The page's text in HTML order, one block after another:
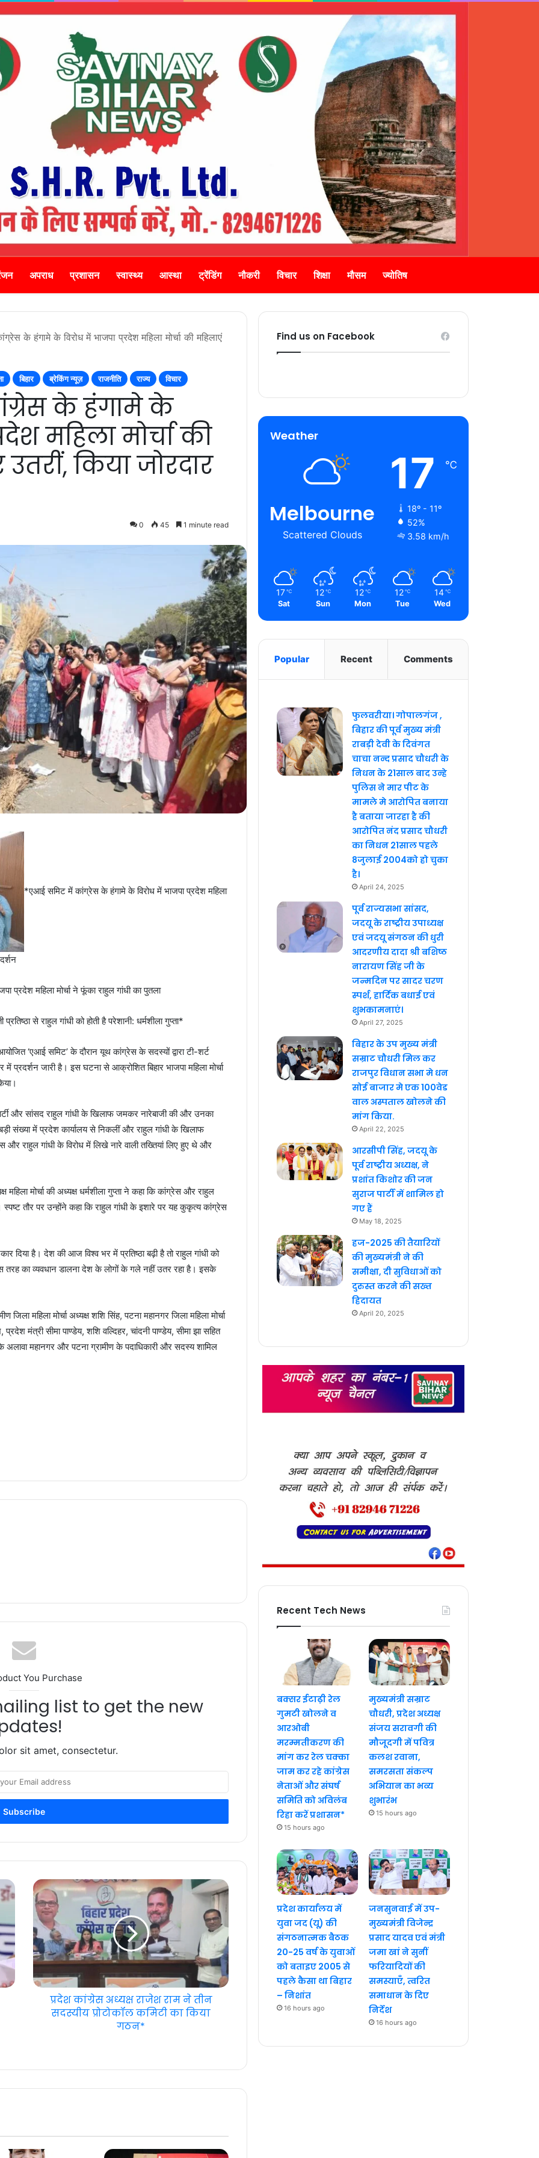
अपराध प्रशासन स्वास्थ्य आस्था ट्रेंडिंग नौकरी विचार शिक्षा मौसम ज्योतिष
के हंगामे के विरोध में भाजपा प्रदेश महिला मोर्चा की महिलाएं
बिहार ब्रेकिंग न्यूज़ राजनीति राज्य विचार
के हंगामे के
महिला मोर्चा की
किया जोरदार
0 45 1 minute read
*एआई समिट में कांग्रेस के हंगामे के विरोध में भाजपा प्रदेश महिला
महिला मोर्चा ने फूंका राहुल गांधी का पुतला
से राहुल गांधी को होती है परेशानी: धर्मशीला गुप्ता*
‘एआई समिट’ के दौरान यूथ कांग्रेस के सदस्यों द्वारा टी-शर्ट
जारी है। इस घटना से आक्रोशित बिहार भाजपा महिला मोर्चा
और सांसद राहुल गांधी के खिलाफ जमकर नारेबाजी की और उनका
बड़ी संख्या में प्रदेश कार्यालय से निकलीं और राहुल गांधी के खिलाफ
और राहुल गांधी के विरोध में लिखे नारे वाली तख्तियां लिए हुए थे और
मोर्चा की अध्यक्ष धर्मशीला गुप्ता ने कहा कि कांग्रेस और राहुल
तौर पर उन्होंने कहा कि राहुल गांधी के इशारे पर यह कुकृत्य कांग्रेस
दिया है। देश की आज विश्व भर में प्रतिष्ठा बढ़ी है तो राहुल गांधी को
तरह का व्यवधान डालना देश के लोगों के गले नहीं उतर रहा है। इसके
महिला मोर्चा अध्यक्ष शशि सिंह, पटना महानगर जिला महिला मोर्चा
प्रदेश मंत्री सीमा पाण्डेय, शशि वल्दिहर, चांदनी पाण्डेय, सीमा झा सहित
के अलावा महानगर और पटना ग्रामीण के पदाधिकारी और सदस्य शामिल
You Purchase
list to get the new
sit amet, consectetur.
प्रदेश कांग्रेस अध्यक्ष राजेश राम ने तीन
सदस्यीय प्रोटोकॉल कमिटी का किया
गठन*
Find us on Facebook
Weather
Melbourne
Scattered Clouds
17 ℃
18º - 11º
52%
3.58 km/h
17 ℃
Sat
12 ℃
Sun
12 ℃
Mon
12 ℃
Tue
14 ℃
Wed
Popular Recent Comments
फुलवरीया। गोपालगंज ,
बिहार की पूर्व मुख्य मंत्री
राबड़ी देवी के दिवंगत
चाचा नन्द प्रसाद चौधरी के
निधन के 21साल बाद उन्हे
पुलिस ने मार पीट के
मामले मे आरोपित बनाया
है बताया जारहा है की
आरोपित नंद प्रसाद चौधरी
का निधन 21साल पहले
8जुलाई 2004को हो चुका
है।
April 24, 2025
पूर्व राज्यसभा सांसद,
जदयू के राष्ट्रीय उपाध्यक्ष
एवं जदयू संगठन की धुरी
आदरणीय दादा श्री बशिष्ठ
नारायण सिंह जी के
जन्मदिन पर सादर चरण
स्पर्श, हार्दिक बधाई एवं
शुभकामनाएं।
April 27, 2025
बिहार के उप मुख्य मंत्री
सम्राट चौधरी मिल कर
राजपुर विधान सभा मे धन
सोई बाजार मे एक 100वेड
वाल अस्पताल खोलने की
मांग किया.
April 22, 2025
आरसीपी सिंह, जदयू के
पूर्व राष्ट्रीय अध्यक्ष, ने
प्रशांत किशोर की जन
सुराज पार्टी में शामिल हो
गए हैं
May 18, 2025
हज-2025 की तैयारियों
की मुख्यमंत्री ने की
समीक्षा, दी सुविधाओं को
दुरुस्त करने की सख्त
हिदायत
April 20, 2025
Recent Tech News
बक्सर ईटाढ़ी रेल
गुमटी खोलने व
आरओबी
मरम्मतीकरण की
मांग कर रेल चक्का
जाम कर रहे कांग्रेस
नेताओं और संघर्ष
समिति को अविलंब
रिहा करें प्रशासन*
15 hours ago
मुख्यमंत्री सम्राट
चौधरी, प्रदेश अध्यक्ष
संजय सरावगी की
मौजूदगी में पवित्र
कलश रवाना,
समरसता संकल्प
अभियान का भव्य
शुभारंभ
15 hours ago
प्रदेश कार्यालय में
युवा जद (यू) की
संगठनात्मक बैठक
20-25 वर्ष के युवाओं
को बताइए 2005 से
पहले कैसा था बिहार
– निशांत
16 hours ago
जनसुनवाई में उप-
मुख्यमंत्री विजेन्द्र
प्रसाद यादव एवं मंत्री
जमा खां ने सुनीं
फरियादियों की
समस्याएँ, त्वरित
समाधान के दिए
निर्देश
16 hours ago